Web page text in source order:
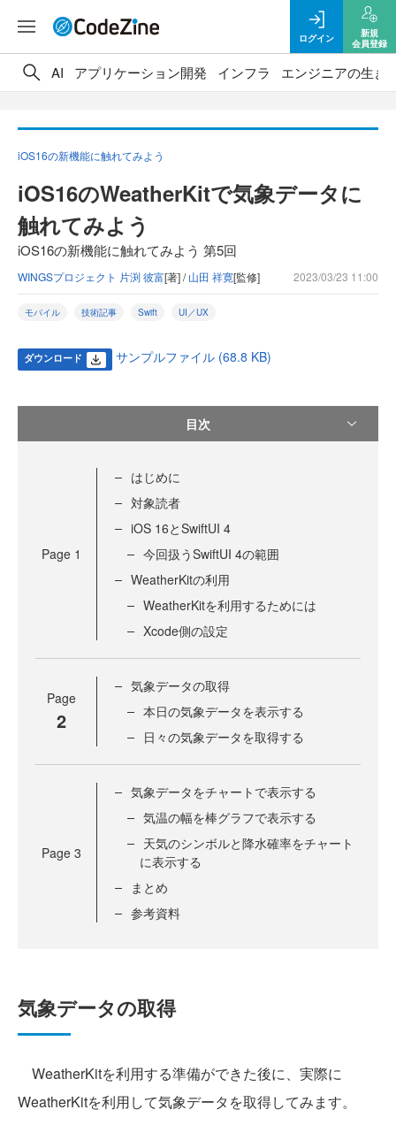
ログイン
新規
会員登録
AI アプリケーション開発 インフラ エンジニアの生き
iOS16の新機能に触れてみよう
iOS16のWeatherKitで気象データに
触れてみよう
iOS16の新機能に触れてみよう 第5回
WINGSプロジェクト 片渕 彼富[著] /山田 祥寛[監修] 2023/03/23 11:00
モバイル 技術記事 Swift UI／UX
ダウンロード サンプルファイル (68.8 KB)
目次
Page 1
はじめに
対象読者
iOS 16とSwiftUI 4
今回扱うSwiftUI 4の範囲
WeatherKitの利用
WeatherKitを利用するためには
Xcode側の設定
Page
2
気象データの取得
本日の気象データを表示する
日々の気象データを取得する
Page 3
気象データをチャートで表示する
気温の幅を棒グラフで表示する
天気のシンボルと降水確率をチャート
に表示する
まとめ
参考資料
気象データの取得
WeatherKitを利用する準備ができた後に、実際に
WeatherKitを利用して気象データを取得してみます。